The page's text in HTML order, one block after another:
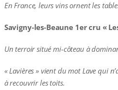
En France, leurs vins ornent les
Savigny-les-Beaune 1er cru «
Un terroir situé mi-côteau à
« Lavières » vient du mot Lave qui
à recouvrir les toits.